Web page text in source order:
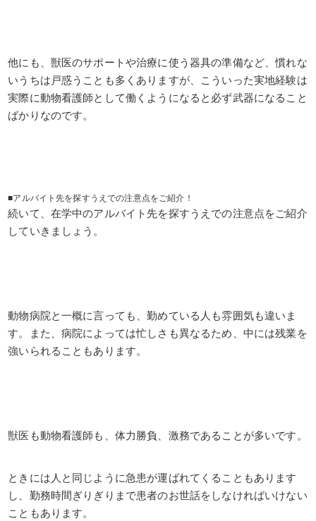
他にも、獣医のサポートや治療に使う器具の準備など、慣れな
いうちは戸惑うことも多くありますが、こういった実地経験は
実際に動物看護師として働くようになると必ず武器になること
ばかりなのです。
■アルバイト先を探すうえでの注意点をご紹介！
続いて、在学中のアルバイト先を探すうえでの注意点をご紹介
していきましょう。
動物病院と一概に言っても、勤めている人も雰囲気も違いま
す。また、病院によっては忙しさも異なるため、中には残業を
強いられることもあります。
獣医も動物看護師も、体力勝負、激務であることが多いです。
ときには人と同じように急患が運ばれてくることもあります
し、勤務時間ぎりぎりまで患者のお世話をしなければいけない
こともあります。